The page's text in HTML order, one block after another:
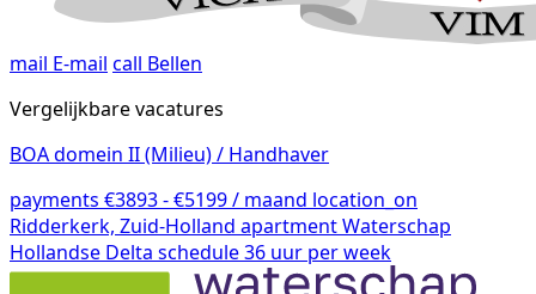
mail E-mail call Bellen
Vergelijkbare vacatures
BOA domein II (Milieu) / Handhaver
payments €3893 - €5199 / maand location_on
Ridderkerk, Zuid-Holland apartmentWaterschap
Hollandse Delta schedule36 uur per week